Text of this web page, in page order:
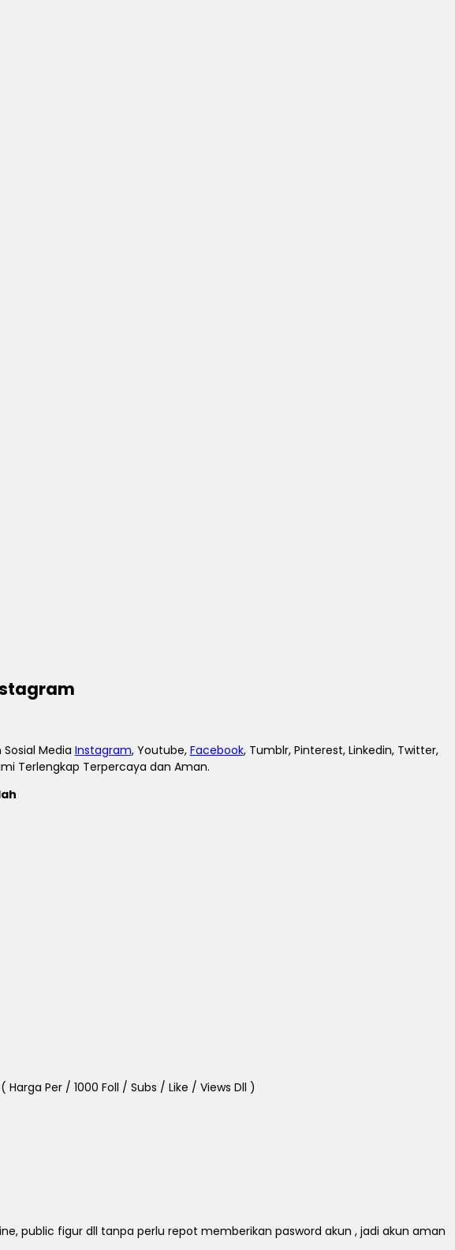
Media Instagram, Youtube, Facebook, Tumblr, Pinterest, Linkedin, Twitter,
Terlengkap Terpercaya dan Aman.
Per / 1000 Foll / Subs / Like / Views Dll )
public figur dll tanpa perlu repot memberikan pasword akun , jadi akun aman